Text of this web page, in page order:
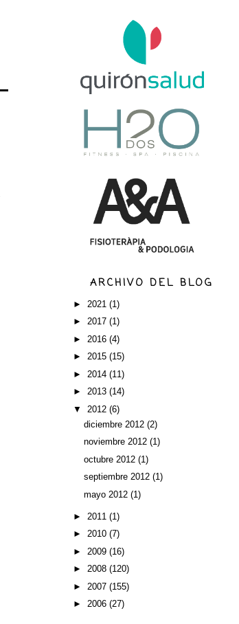
ARCHIVO DEL BLOG
► 2021(1)
►2017(1)
► 2016(4)
►2015(15)
► 2014(11)
►2013(14)
▼ 2012(6)
diciembre 2012 (2)
noviembre 2012 (1)
octubre 2012 (1)
septiembre 2012 (1)
mayo 2012 (1)
► 2011(1)
►2010(7)
► 2009(16)
►2008(120)
► 2007(155)
►2006(27)